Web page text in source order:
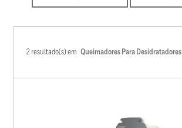
2 resultado(s) em Queimadores Para Desidratadores